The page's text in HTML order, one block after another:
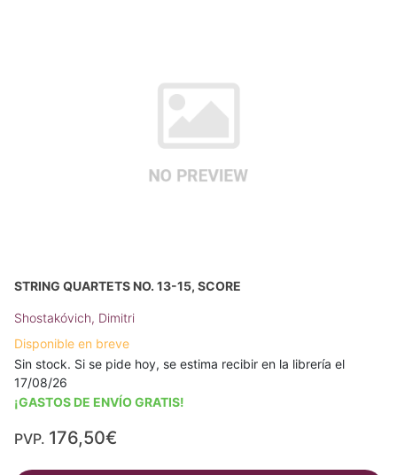
STRING QUARTETS NO. 13-15, SCORE
Shostakóvich, Dimitri
Disponible en breve
Sin stock. Si se pide hoy, se estima recibir en la librería el
17/08/26
¡GASTOS DE ENVÍO GRATIS!
PVP. 176,50€